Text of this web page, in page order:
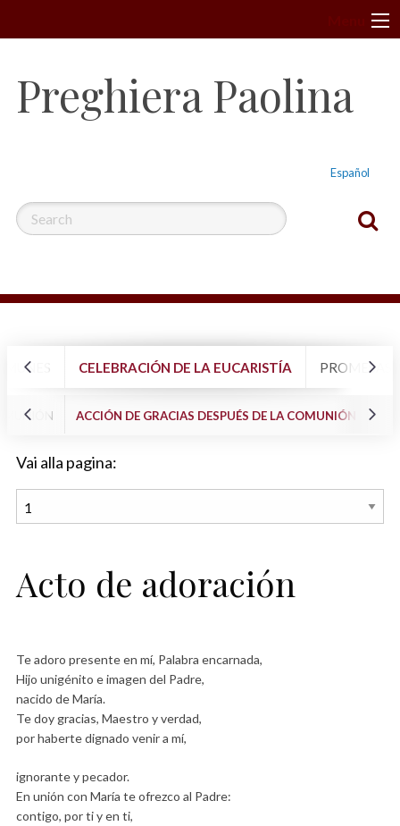
k
t
Español
Preghiera Paolina
CELEBRACIÓN DE LA EUCARISTÍA PROMESAS
ACCIÓN DE GRACIAS DESPUÉS DE LA COMUNIÓN
Vai alla pagina:
Acto de adoración
Te adoro presente en mí, Palabra encarnada,
Hijo unigénito e imagen del Padre,
nacido de María.
Te doy gracias, Maestro y verdad,
por haberte dignado venir a mí,
ignorante y pecador.
En unión con María te ofrezco al Padre:
contigo, por ti y en ti,